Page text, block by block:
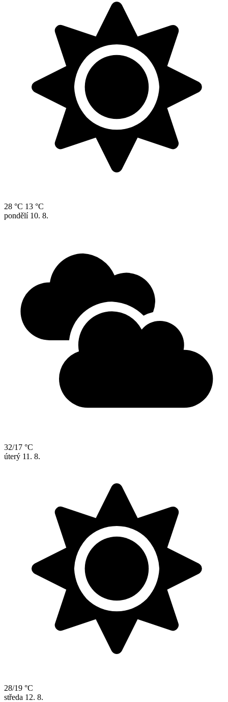
28 °C 13 °C
pondělí 10. 8.
32/17 °C
úterý 11. 8.
28/19 °C
středa 12. 8.